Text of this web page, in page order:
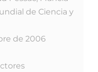
de Ciencia y
de 2006